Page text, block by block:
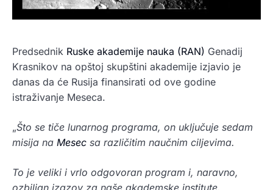
Predsednik Ruske akademije nauka (RAN) Genadij
Krasnikov na opštoj skupštini akademije izjavio je
danas da će Rusija finansirati od ove godine
istraživanje Meseca.
„Što se tiče lunarnog programa, on uključuje sedam
misija na Mesec sa različitim naučnim ciljevima.
To je veliki i vrlo odgovoran program i, naravno,
ozbiljan izazov za naše akademske institute.